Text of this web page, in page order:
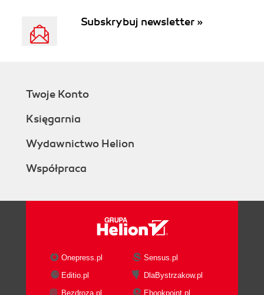
Subskrybuj newsletter »
Twoje Konto
Księgarnia
Wydawnictwo Helion
Współpraca
Onepress.pl
Sensus.pl
Editio.pl
DlaBystrzakow.pl
Bezdroza.pl
Ebookpoint.pl